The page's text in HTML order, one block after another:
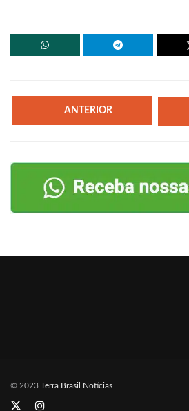
ANTERIOR
© 2023 Terra Brasil Notícias